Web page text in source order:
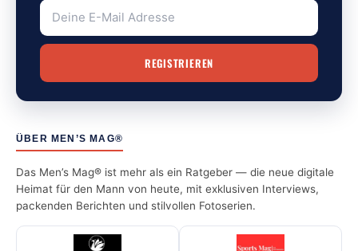
ÜBER MEN’S MAG®
Das Men’s Mag® ist mehr als ein Ratgeber — die neue digitale
Heimat für den Mann von heute, mit exklusiven Interviews,
packenden Berichten und stilvollen Fotoserien.